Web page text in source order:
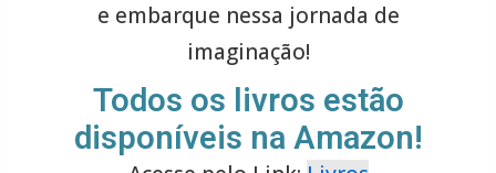
e embarque nessa jornada de
imaginação!
Todos os livros estão
disponíveis na Amazon!